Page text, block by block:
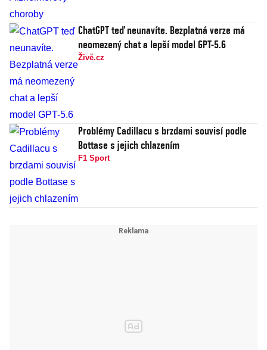
ChatGPT teď neunavíte. Bezplatná verze má
neomezený chat a lepší model GPT-5.6
Živě.cz
Problémy Cadillacu s brzdami souvisí podle
Bottase s jejich chlazením
F1 Sport